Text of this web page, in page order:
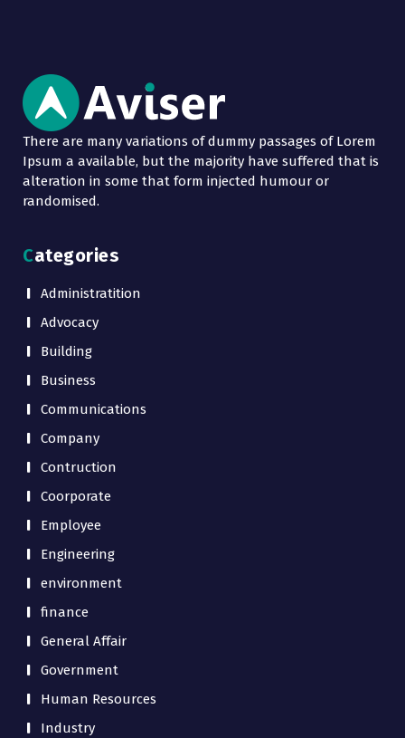
There are many variations of dummy passages of Lorem
Ipsum a available, but the majority have suffered that is
alteration in some that form injected humour or
randomised.
Categories
Administratition
Advocacy
Building
Business
Communications
Company
Contruction
Coorporate
Employee
Engineering
environment
finance
General Affair
Government
Human Resources
Industry